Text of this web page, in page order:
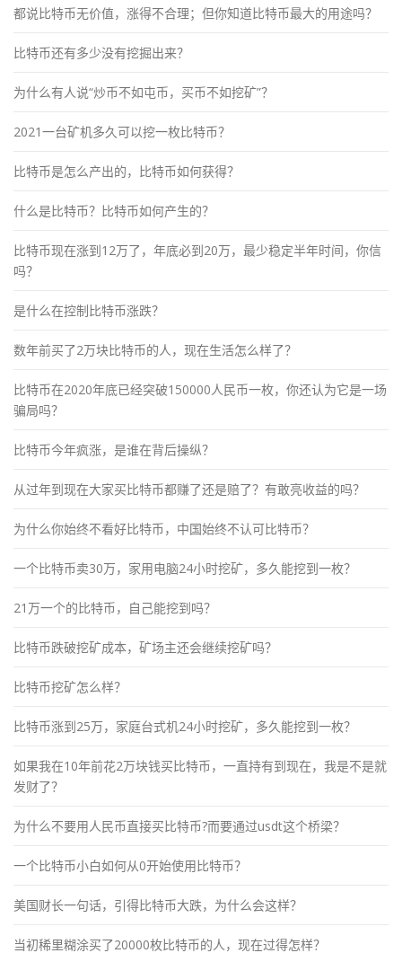
都说比特币无价值，涨得不合理；但你知道比特币最大的用途吗？
比特币还有多少没有挖掘出来？
为什么有人说“炒币不如屯币，买币不如挖矿”？
2021一台矿机多久可以挖一枚比特币？
比特币是怎么产出的，比特币如何获得？
什么是比特币？比特币如何产生的？
比特币现在涨到12万了，年底必到20万，最少稳定半年时间，你信
吗？
是什么在控制比特币涨跌？
数年前买了2万块比特币的人，现在生活怎么样了？
比特币在2020年底已经突破150000人民币一枚，你还认为它是一场
骗局吗？
比特币今年疯涨，是谁在背后操纵？
从过年到现在大家买比特币都赚了还是赔了？有敢亮收益的吗？
为什么你始终不看好比特币，中国始终不认可比特币？
一个比特币卖30万，家用电脑24小时挖矿，多久能挖到一枚？
21万一个的比特币，自己能挖到吗？
比特币跌破挖矿成本，矿场主还会继续挖矿吗？
比特币挖矿怎么样？
比特币涨到25万，家庭台式机24小时挖矿，多久能挖到一枚？
如果我在10年前花2万块钱买比特币，一直持有到现在，我是不是就
发财了？
为什么不要用人民币直接买比特币?而要通过usdt这个桥梁？
一个比特币小白如何从0开始使用比特币？
美国财长一句话，引得比特币大跌，为什么会这样？
当初稀里糊涂买了20000枚比特币的人，现在过得怎样？